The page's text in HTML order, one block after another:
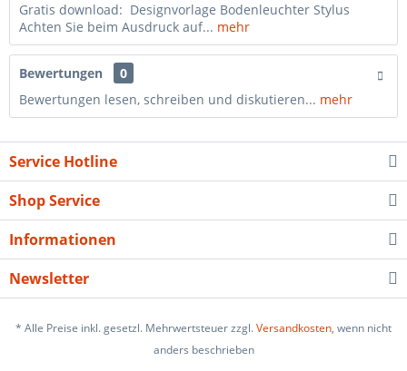
Gratis download: Designvorlage Bodenleuchter Stylus
Achten Sie beim Ausdruck auf... mehr
Bewertungen
0
Bewertungen lesen, schreiben und diskutieren... mehr
Service Hotline
Shop Service
Informationen
Newsletter
* Alle Preise inkl. gesetzl. Mehrwertsteuer zzgl.Versandkosten, wenn nicht
anders beschrieben